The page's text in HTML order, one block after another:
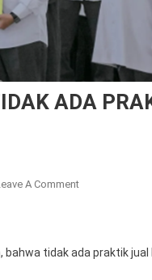
ADA
A CommentOn
TIDAK
bahwa tidak ada praktik